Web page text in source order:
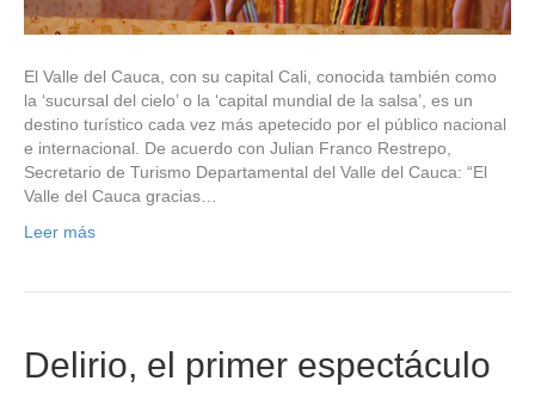
El Valle del Cauca, con su capital Cali, conocida también como
la ‘sucursal del cielo’ o la ‘capital mundial de la salsa’, es un
destino turístico cada vez más apetecido por el público nacional
e internacional. De acuerdo con Julian Franco Restrepo,
Secretario de Turismo Departamental del Valle del Cauca: “El
Valle del Cauca gracias…
Leer más
Delirio, el primer espectáculo